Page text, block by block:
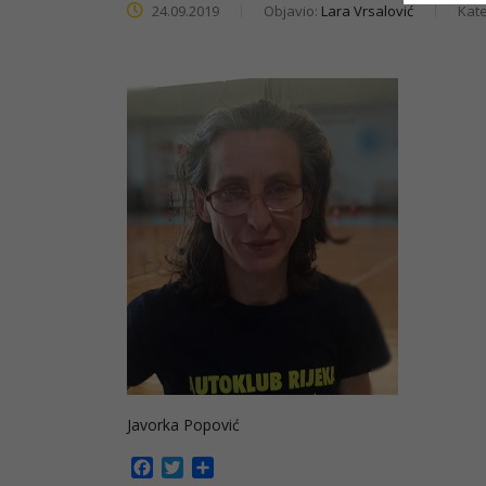
24.09.2019 Objavio: Lara Vrsalović
Javorka Popović
Facebook
Twitter